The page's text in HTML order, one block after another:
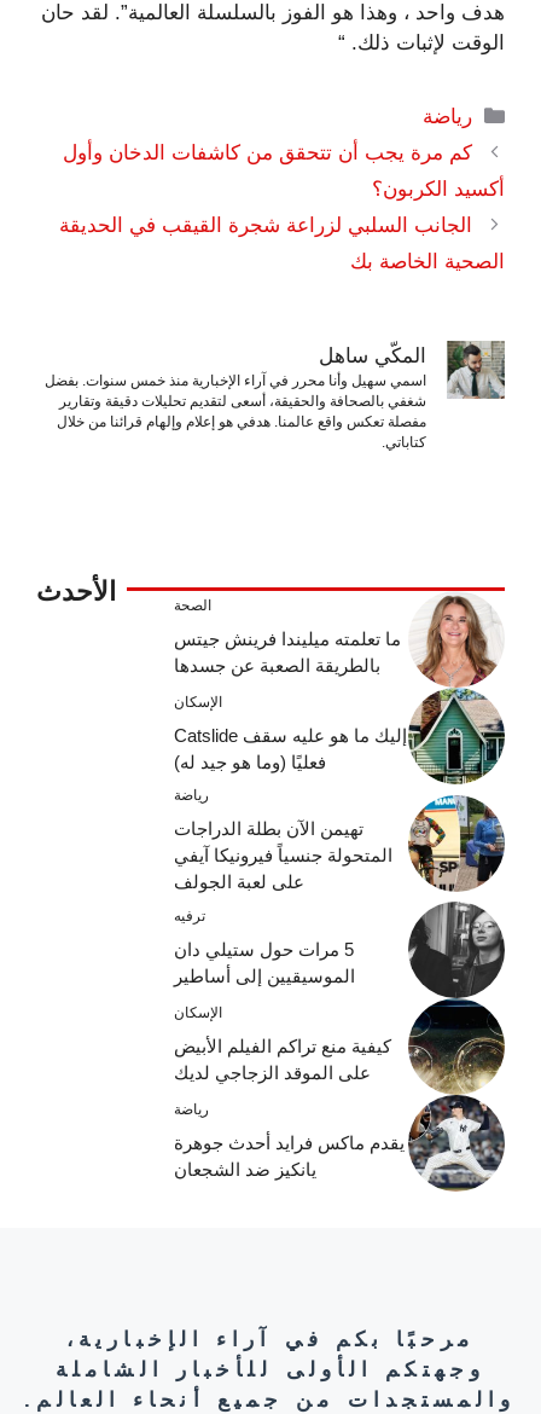
هدف واحد ، وهذا هو الفوز بالسلسلة العالمية”. لقد حان
الوقت لإثبات ذلك. “
التصنيفات
رياضة
كم مرة يجب أن تتحقق من كاشفات الدخان وأول
أكسيد الكربون؟
الجانب السلبي لزراعة شجرة القيقب في الحديقة
الصحية الخاصة بك
المكّي ساهل
اسمي سهيل وأنا محرر في آراء الإخبارية منذ خمس سنوات. بفضل
شغفي بالصحافة والحقيقة، أسعى لتقديم تحليلات دقيقة وتقارير
مفصلة تعكس واقع عالمنا. هدفي هو إعلام وإلهام قرائنا من خلال
كتاباتي.
الأحدث الصحة
ما تعلمته ميليندا فرينش جيتس
بالطريقة الصعبة عن جسدها
الإسكان
إليك ما هو عليه سقف Catslide
فعليًا (وما هو جيد له)
رياضة
تهيمن الآن بطلة الدراجات
المتحولة جنسياً فيرونيكا آيفي
على لعبة الجولف
ترفيه
5 مرات حول ستيلي دان
الموسيقيين إلى أساطير
الإسكان
كيفية منع تراكم الفيلم الأبيض
على الموقد الزجاجي لديك
رياضة
يقدم ماكس فرايد أحدث جوهرة
يانكيز ضد الشجعان
مرحبًا بكم في آراء الإخبارية،
وجهتكم الأولى للأخبار الشاملة
والمستجدات من جميع أنحاء العالم.